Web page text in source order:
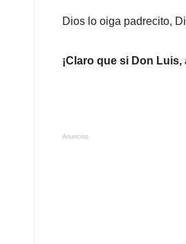
Dios lo oiga padrecito,
¡Claro que si Don
Anuncios.